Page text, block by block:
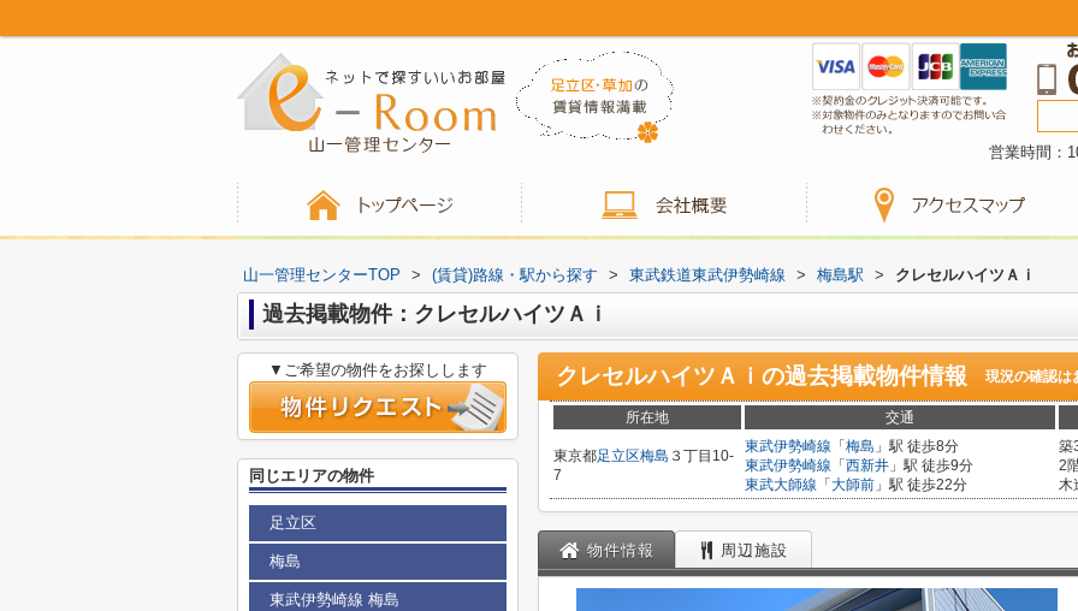
営業時間：
山一管理センターTOP > (賃貸)路線・駅から探す > 東武鉄道東武伊勢崎線 > 梅島駅 > クレセルハイツＡｉ
過去掲載物件：クレセルハイツＡｉ
クレセルハイツＡｉ の過去掲載物件情報 現況の確認は
所在地 交通
東京都足立区梅島 ３丁目10-
7
東武伊勢崎線 「 梅島 」駅 徒歩8分
東武伊勢崎線 「 西新井 」駅 徒歩9分
東武大師線 「 大師前 」駅 徒歩22分
築
2
木
物件情報 周辺施設
▼ご希望の物件をお探しします
同じエリアの物件
足立区
梅島
東武伊勢崎線 梅島